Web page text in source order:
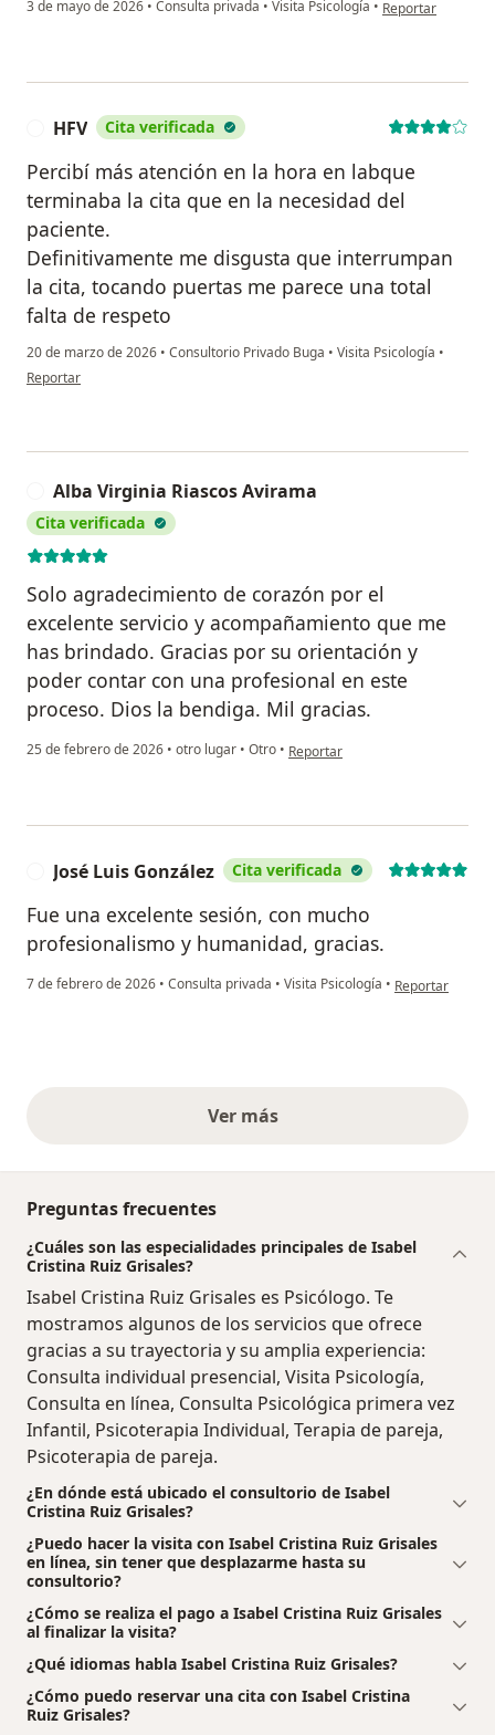
3 de mayo de 2026 • Consulta privada • Visita Psicología • Reportar
HFV Cita verificada
Percibí más atención en la hora en labque
terminaba la cita que en la necesidad del
paciente.
Definitivamente me disgusta que interrumpan
la cita, tocando puertas me parece una total
falta de respeto
20 de marzo de 2026 • Consultorio Privado Buga • Visita Psicología •
en opinión del usuario HFV
Reportar
Alba Virginia Riascos Avirama
Cita verificada
Solo agradecimiento de corazón por el
excelente servicio y acompañamiento que me
has brindado. Gracias por su orientación y
poder contar con una profesional en este
proceso. Dios la bendiga. Mil gracias.
25 de febrero de 2026 • otro lugar • Otro • en opinión del usuario Alba
Reportar
José Luis González Cita verificada
Fue una excelente sesión, con mucho
profesionalismo y humanidad, gracias.
7 de febrero de 2026 • Consulta privada • Visita Psicología • en opinión del
Reportar
Ver másopiniones anteriores
Preguntas frecuentes
¿Cuáles son las especialidades principales de Isabel
Cristina Ruiz Grisales?
Isabel Cristina Ruiz Grisales es Psicólogo. Te
mostramos algunos de los servicios que ofrece
gracias a su trayectoria y su amplia experiencia:
Consulta individual presencial, Visita Psicología,
Consulta en línea, Consulta Psicológica primera vez
Infantil, Psicoterapia Individual, Terapia de pareja,
Psicoterapia de pareja.
¿En dónde está ubicado el consultorio de Isabel
Cristina Ruiz Grisales?
¿Puedo hacer la visita con Isabel Cristina Ruiz Grisales
en línea, sin tener que desplazarme hasta su
consultorio?
¿Cómo se realiza el pago a Isabel Cristina Ruiz Grisales
al finalizar la visita?
¿Qué idiomas habla Isabel Cristina Ruiz Grisales?
¿Cómo puedo reservar una cita con Isabel Cristina
Ruiz Grisales?